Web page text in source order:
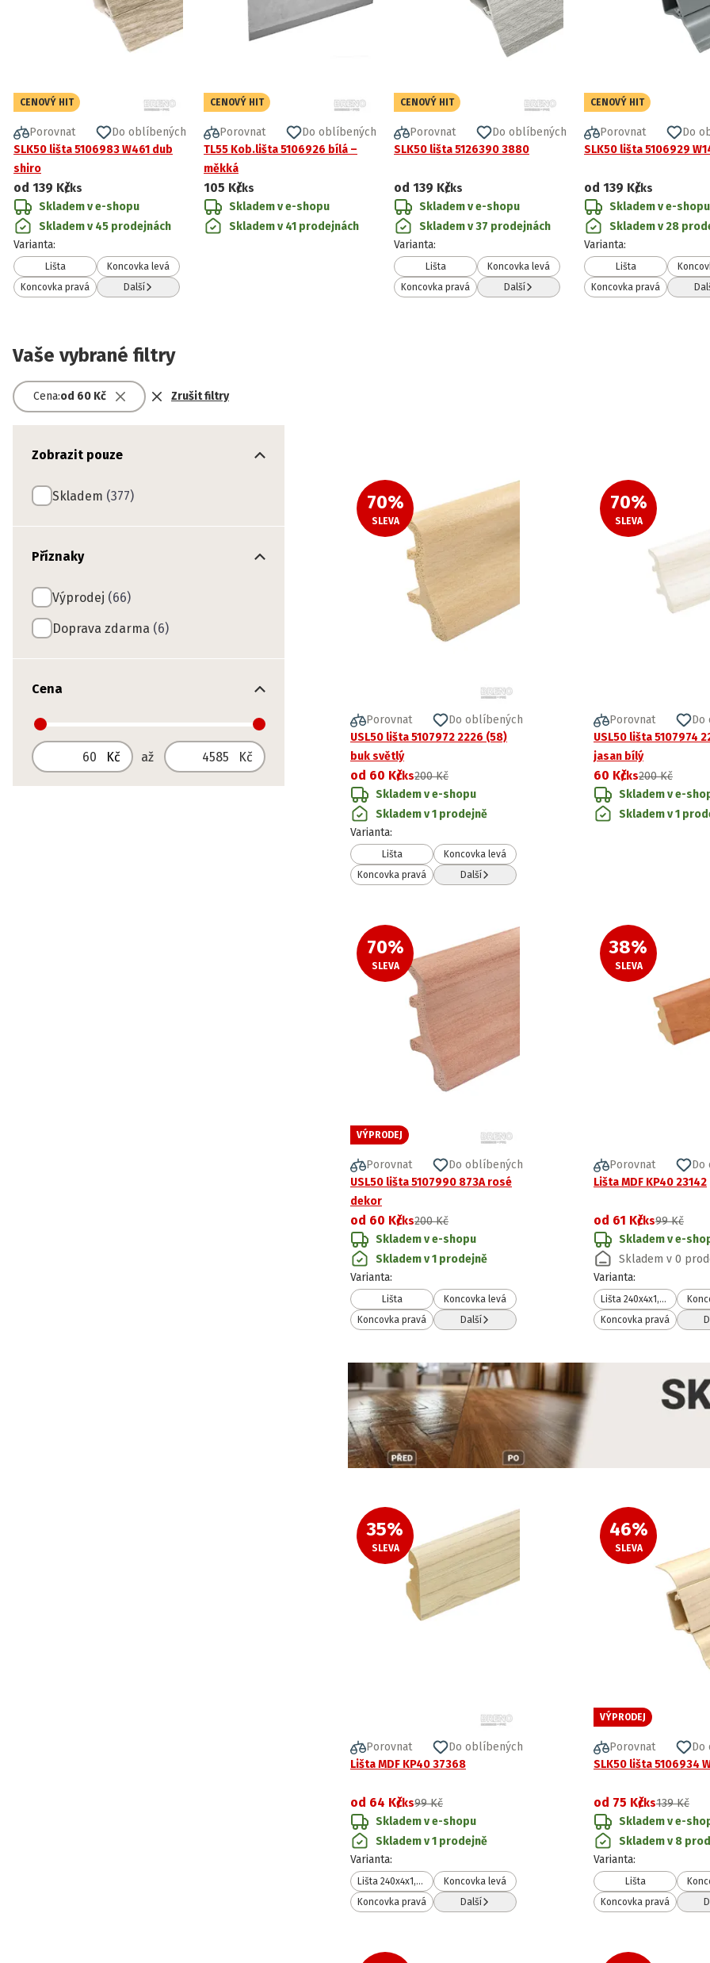
CENOVÝ HIT
Porovnat
Do oblíbených
SLK50 lišta 5106983 W461 dub
shiro
od 139 Kč/ks
Skladem v e-shopu
Skladem v 45 prodejnách
Varianta:
Lišta
Koncovka levá
Koncovka pravá
Další
CENOVÝ HIT
Porovnat
Do oblíbených
TL55 Kob.lišta 5106926 bílá –
měkká
105 Kč/ks
Skladem v e-shopu
Skladem v 41 prodejnách
CENOVÝ HIT
Porovnat
Do oblíbených
SLK50 lišta 5126390 3880
od 139 Kč/ks
Skladem v e-shopu
Skladem v 37 prodejnách
Varianta:
Lišta
Koncovka levá
Koncovka pravá
Další
CENOVÝ HIT
Porovnat
Do
SLK50 lišta 5106929
od 139 Kč/ks
Skladem v e-shopu
Skladem v 28
Varianta:
Lišta
Koncovka pravá
Vaše vybrané filtry
Cena:od 60 Kč Zrušit filtry
Zobrazit pouze
Skladem (377)
Příznaky
Výprodej (66)
Doprava zdarma (6)
Cena
Od
Kč až
Do
Kč
70%
SLEVA
Porovnat
Do oblíbených
USL50 lišta 5107972 2226 (58)
buk světlý
od 60 Kč/ks200 Kč
Skladem v e-shopu
Skladem v 1 prodejně
Varianta:
Lišta
Koncovka levá
Koncovka pravá
Další
70%
SLEVA
Porovnat
Do
USL50 lišta 5107974
jasan bílý
60 Kč/ks200 Kč
Skladem v e-
Skladem v 1
70%
SLEVA
VÝPRODEJ
Porovnat
Do oblíbených
USL50 lišta 5107990 873A rosé
dekor
od 60 Kč/ks200 Kč
Skladem v e-shopu
Skladem v 1 prodejně
Varianta:
Lišta
Koncovka levá
Koncovka pravá
Další
38%
SLEVA
Porovnat
Do
Lišta MDF KP40 23142
od 61 Kč/ks99 Kč
Skladem v e-
Skladem v 0
Varianta:
Lišta 240x4x1,7 cm
Koncovka pravá
35%
SLEVA
Porovnat
Do oblíbených
Lišta MDF KP40 37368
od 64 Kč/ks99 Kč
Skladem v e-shopu
Skladem v 1 prodejně
Varianta:
Lišta 240x4x1,7 cm
Koncovka levá
Koncovka pravá
Další
46%
SLEVA
VÝPRODEJ
Porovnat
Do
SLK50 lišta 5106934
od 75 Kč/ks139 Kč
Skladem v e-
Skladem v 8
Varianta:
Lišta
Koncovka pravá